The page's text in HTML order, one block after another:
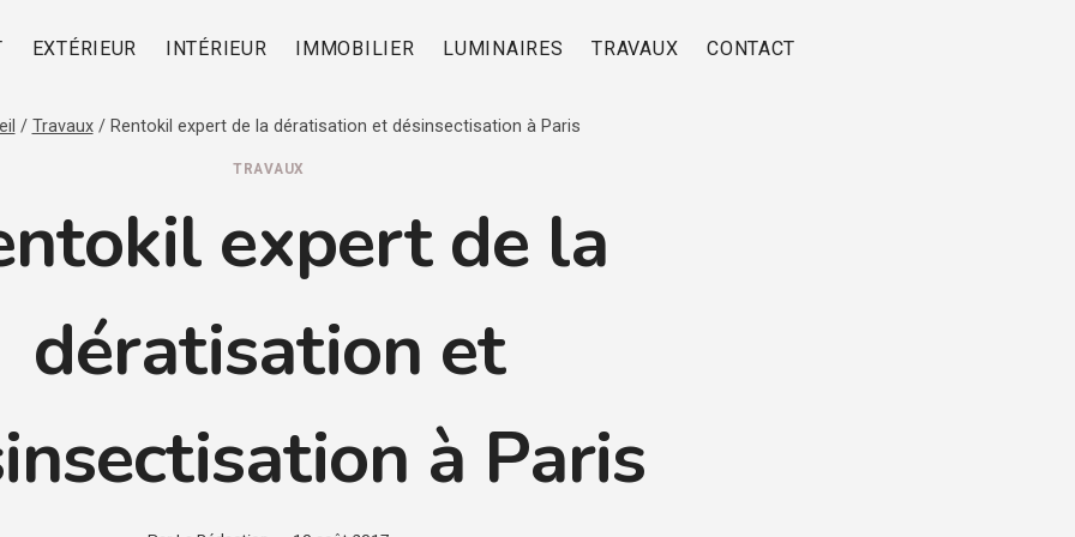
EXTÉRIEUR INTÉRIEUR IMMOBILIER LUMINAIRES TRAVAUX CONTACT
/ Travaux / Rentokil expert de la dératisation et désinsectisation à Paris
TRAVAUX
expert de la
dératisation et
à Paris